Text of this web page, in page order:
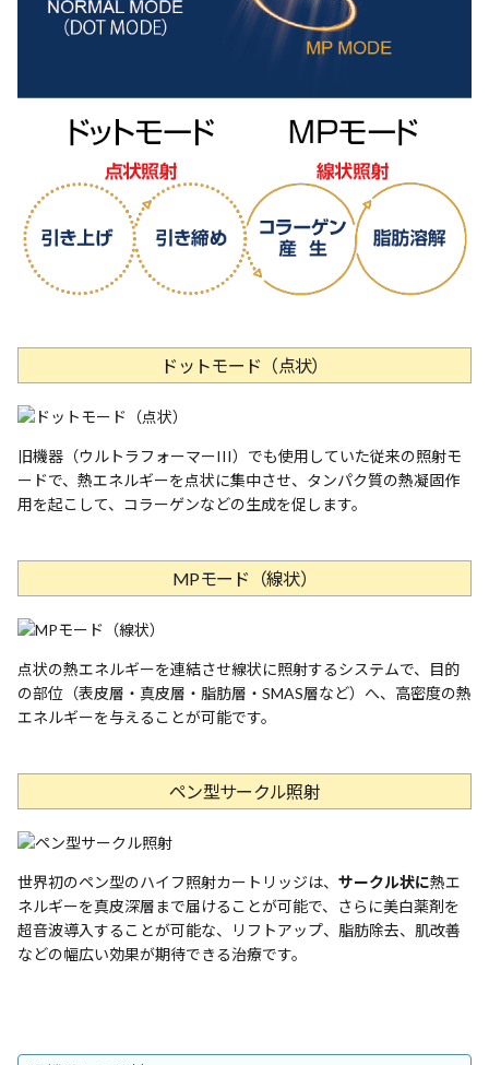
ドットモード（点状）
旧機器（ウルトラフォーマーIII）でも使用していた従来の照射モ
ードで、熱エネルギーを点状に集中させ、タンパク質の熱凝固作
用を起こして、コラーゲンなどの生成を促します。
MPモード（線状）
点状の熱エネルギーを連結させ線状に照射するシステムで、目的
の部位（表皮層・真皮層・脂肪層・SMAS層など）へ、高密度の熱
エネルギーを与えることが可能です。
ペン型サークル照射
世界初のペン型のハイフ照射カートリッジは、 サークル状に熱エ
ネルギーを真皮深層まで届けることが可能で、さらに美白薬剤を
超音波導入することが可能な、リフトアップ、脂肪除去、肌改善
などの幅広い効果が期待できる治療です。